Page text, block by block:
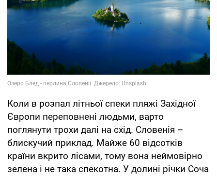
Коли в розпал літньої спеки пляжі Західної
Європи переповнені людьми, варто
поглянути трохи далі на схід. Словенія –
блискучий приклад. Майже 60 відсотків
країни вкрито лісами, тому вона неймовірно
зелена і не така спекотна. У долині річки Соча